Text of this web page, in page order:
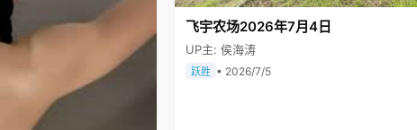
飞宇农场2026年7月4日
UP主: 侯海涛
跃胜 • 2026/7/5